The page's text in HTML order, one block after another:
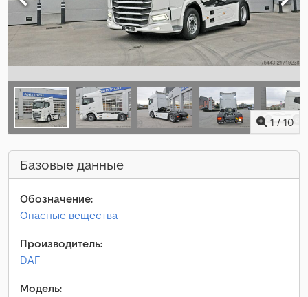
1 / 10
Базовые данные
Обозначение:
Опасные вещества
Производитель:
DAF
Модель: